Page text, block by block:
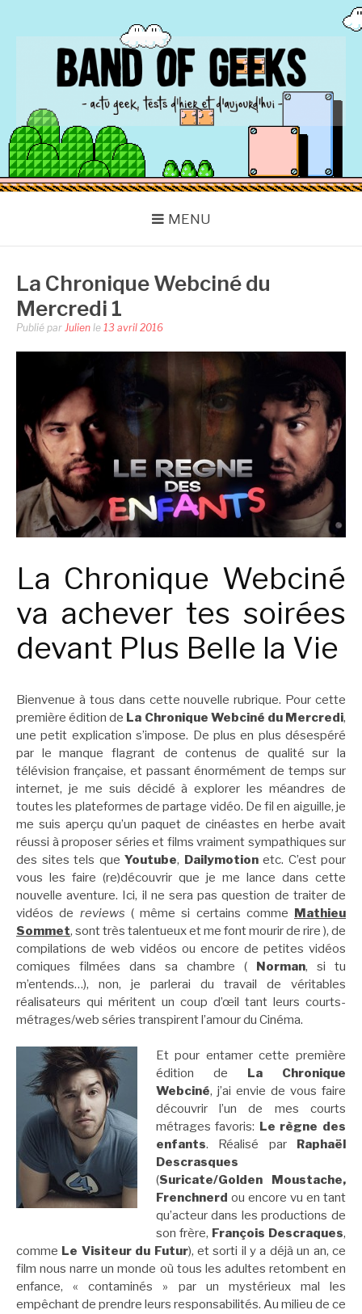
BAND OF GEEKS
Actu Geek d'hier et d'aujourd'hui
MENU
La Chronique Webciné du
Mercredi 1
Publié par Julien le 13 avril 2016
La Chronique Webciné
va achever tes soirées
devant Plus Belle la Vie
Bienvenue à tous dans cette nouvelle rubrique. Pour cette
première édition de La Chronique Webciné du Mercredi,
une petit explication s’impose. De plus en plus désespéré
par le manque flagrant de contenus de qualité sur la
télévision française, et passant énormément de temps sur
internet, je me suis décidé à explorer les méandres de
toutes les plateformes de partage vidéo. De fil en aiguille, je
me suis aperçu qu’un paquet de cinéastes en herbe avait
réussi à proposer séries et films vraiment sympathiques sur
des sites tels que Youtube, Dailymotionetc. C’est pour
vous les faire (re)découvrir que je me lance dans cette
nouvelle aventure. Ici, il ne sera pas question de traiter de
vidéos de reviews ( même si certains comme Mathieu
Sommet, sont très talentueux et me font mourir de rire ), de
compilations de web vidéos ou encore de petites vidéos
comiques filmées dans sa chambre ( Norman, si tu
m’entends…), non, je parlerai du travail de véritables
réalisateurs qui méritent un coup d’œil tant leurs courts-
métrages/web séries transpirent l’amour du Cinéma.
Et pour entamer cette première
édition de La Chronique
Webciné, j’ai envie de vous faire
découvrir l’un de mes courts
métrages favoris: Le règne des
enfants. Réalisé par Raphaël
Descrasques
(Suricate/Golden Moustache,
Frenchnerd ou encore vu en tant
qu’acteur dans les productions de
son frère, François Descraques,
comme Le Visiteur du Futur), et sorti il y a déjà un an, ce
film nous narre un monde où tous les adultes retombent en
enfance, « contaminés » par un mystérieux mal les
empêchant de prendre leurs responsabilités. Au milieu de ce